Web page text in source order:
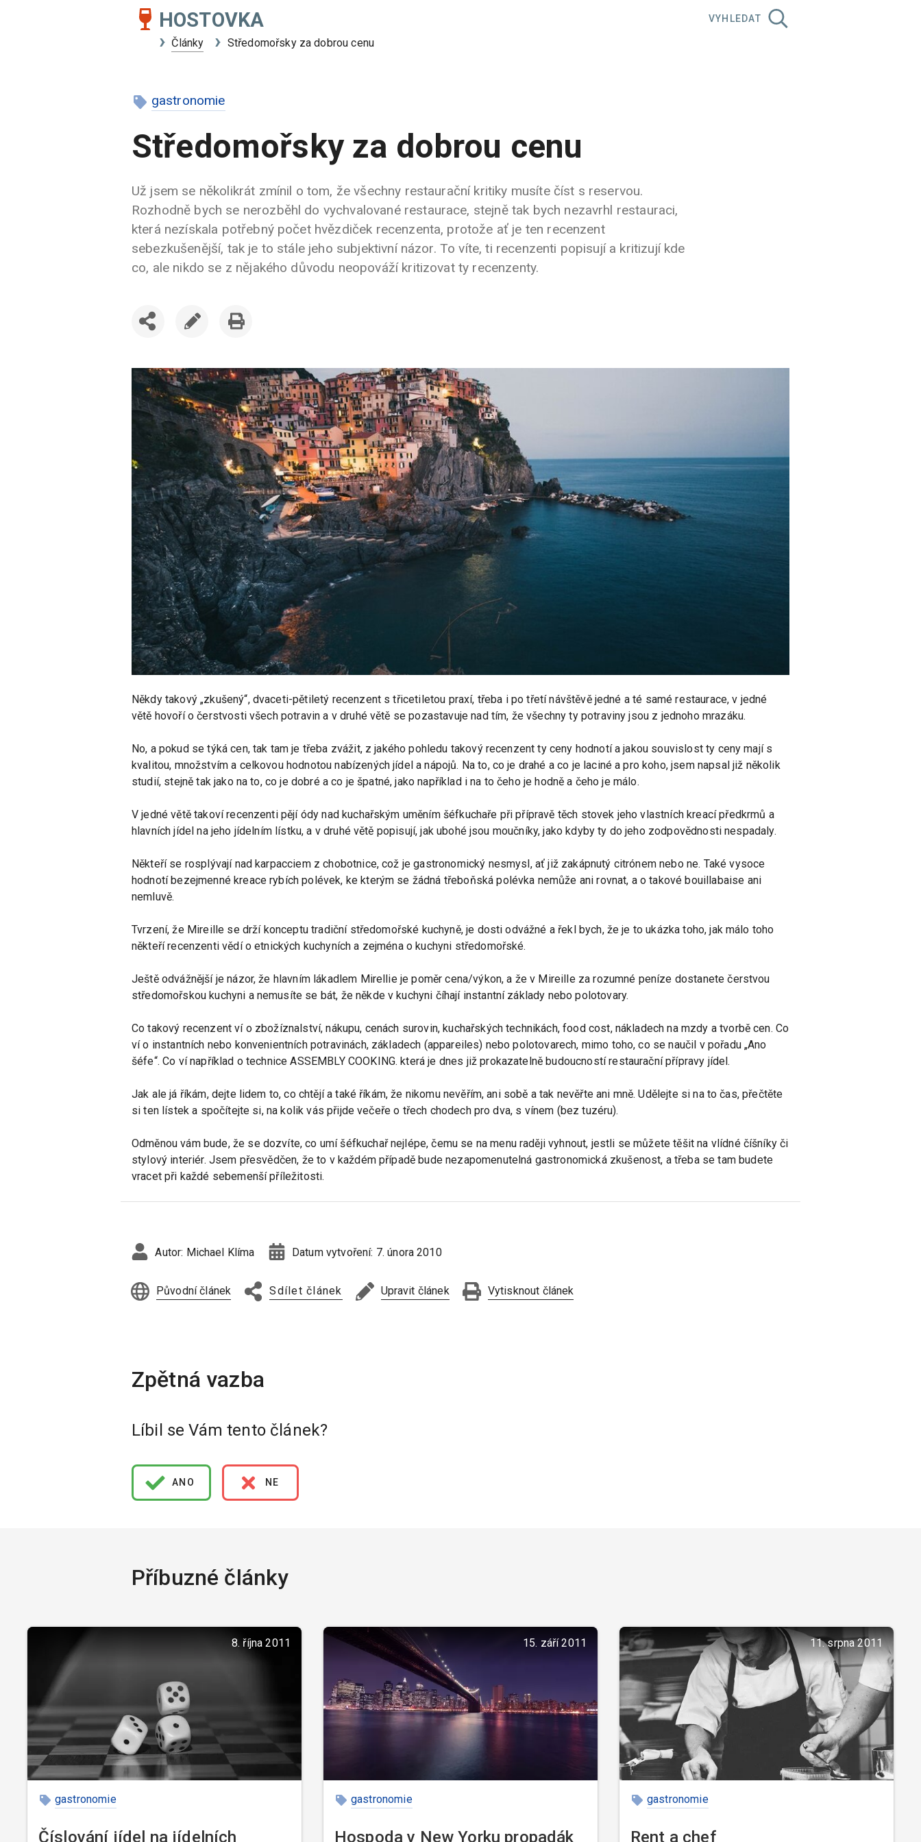
HOSTOVKA
Články Středomořsky za dobrou cenu
VYHLEDAT
gastronomie
Středomořsky za dobrou cenu
Už jsem se několikrát zmínil o tom, že všechny restaurační kritiky musíte číst s reservou.
Rozhodně bych se nerozběhl do vychvalované restaurace, stejně tak bych nezavrhl restauraci,
která nezískala potřebný počet hvězdiček recenzenta, protože ať je ten recenzent
sebezkušenější, tak je to stále jeho subjektivní názor. To víte, ti recenzenti popisují a kritizují kde
co, ale nikdo se z nějakého důvodu neopováží kritizovat ty recenzenty.
Někdy takový „zkušený“, dvaceti-pětiletý recenzent s třicetiletou praxí, třeba i po třetí návštěvě jedné a té samé restaurace, v jedné
větě hovoří o čerstvosti všech potravin a v druhé větě se pozastavuje nad tím, že všechny ty potraviny jsou z jednoho mrazáku.
No, a pokud se týká cen, tak tam je třeba zvážit, z jakého pohledu takový recenzent ty ceny hodnotí a jakou souvislost ty ceny mají s
kvalitou, množstvím a celkovou hodnotou nabízených jídel a nápojů. Na to, co je drahé a co je laciné a pro koho, jsem napsal již několik
studií, stejně tak jako na to, co je dobré a co je špatné, jako například i na to čeho je hodně a čeho je málo.
V jedné větě takoví recenzenti pějí ódy nad kuchařským uměním šéfkuchaře při přípravě těch stovek jeho vlastních kreací předkrmů a
hlavních jídel na jeho jídelním lístku, a v druhé větě popisují, jak ubohé jsou moučníky, jako kdyby ty do jeho zodpovědnosti nespadaly.
Někteří se rosplývají nad karpacciem z chobotnice, což je gastronomický nesmysl, ať již zakápnutý citrónem nebo ne. Také vysoce
hodnotí bezejmenné kreace rybích polévek, ke kterým se žádná třeboňská polévka nemůže ani rovnat, a o takové bouillabaise ani
nemluvě.
Tvrzení, že Mireille se drží konceptu tradiční středomořské kuchyně, je dosti odvážné a řekl bych, že je to ukázka toho, jak málo toho
někteří recenzenti vědí o etnických kuchyních a zejména o kuchyni středomořské.
Ještě odvážnější je názor, že hlavním lákadlem Mirellie je poměr cena/výkon, a že v Mireille za rozumné peníze dostanete čerstvou
středomořskou kuchyni a nemusíte se bát, že někde v kuchyni číhají instantní základy nebo polotovary.
Co takový recenzent ví o zbožíznalství, nákupu, cenách surovin, kuchařských technikách, food cost, nákladech na mzdy a tvorbě cen. Co
ví o instantních nebo konvenientních potravinách, základech (appareiles) nebo polotovarech, mimo toho, co se naučil v pořadu „Ano
šéfe“. Co ví například o technice ASSEMBLY COOKING. která je dnes již prokazatelně budoucností restaurační přípravy jídel.
Jak ale já říkám, dejte lidem to, co chtějí a také říkám, že nikomu nevěřím, ani sobě a tak nevěřte ani mně. Udělejte si na to čas, přečtěte
si ten lístek a spočítejte si, na kolik vás přijde večeře o třech chodech pro dva, s vínem (bez tuzéru).
Odměnou vám bude, že se dozvíte, co umí šéfkuchař nejlépe, čemu se na menu raději vyhnout, jestli se můžete těšit na vlídné číšníky či
stylový interiér. Jsem přesvědčen, že to v každém případě bude nezapomenutelná gastronomická zkušenost, a třeba se tam budete
vracet při každé sebemenší příležitosti.
Autor: Michael Klíma Datum vytvoření: 7. února 2010
Původní článek Sdílet článek Upravit článek Vytisknout článek
Líbil se Vám tento článek?
ANO NE
Příbuzné články
8. října 2011
gastronomie
Číslování jídel na jídelních
15. září 2011
gastronomie
Hospoda v New Yorku propadák
11. srpna 2011
gastronomie
Rent a chef